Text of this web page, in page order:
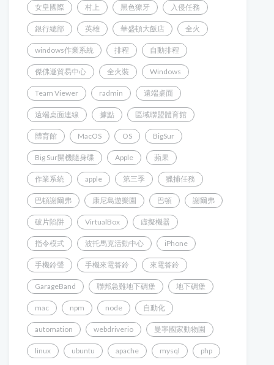
女皇國際 村上 黑色獠牙 入侵任務
銀行總部 英雄 華盛頓大飯店 全火
windows作業系統 排程 自動排程
傑佛遜貿易中心 全火裝 Windows
Team Viewer radmin 遠端桌面
遠端桌面連線 據點 區域聯盟體育館
體育館 MacOS OS BigSur
Big Sur開機隨身碟 Apple 蘋果
作業系統 apple 第三季 獵捕任務
巴頓謝爾弗 康尼島遊樂園 巴頓 謝爾弗
破片陷阱 VirtualBox 虛擬機器
指令模式 波托馬克活動中心 iPhone
手機鈴聲 手機來電答鈴 來電答鈴
GarageBand 聯邦急難地下碉堡 地下碉堡
mac npm node 自動化
automation webdriverio 曼寧國家動物園
linux ubuntu apache mysql php